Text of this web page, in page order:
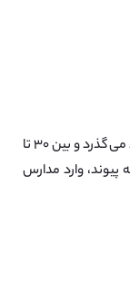
دوازده سال از تأسیس موسسه پیوند می گذرد و بین ۳۰ تا
وارد مدارس